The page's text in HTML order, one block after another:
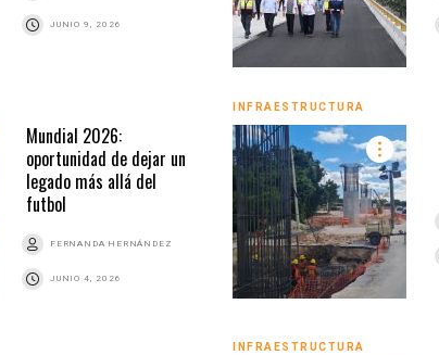
JUNIO 9, 2026
Mundial 2026:
oportunidad de dejar un
legado más allá del
futbol
FERNANDA HERNÁNDEZ
JUNIO 4, 2026
INFRAESTRUCTURA
INFRAESTRUCTURA